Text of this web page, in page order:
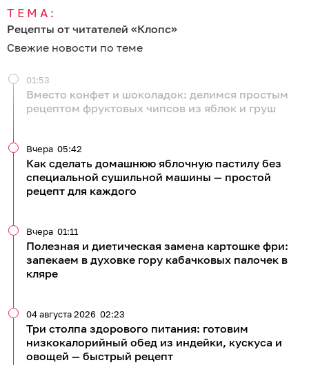
ТЕМА:
Рецепты от читателей «Клопс»
Свежие новости по теме
Вместо конфет и шоколадок: делимся простым
рецептом фруктовых чипсов из яблок и груш
01:53
Как сделать домашнюю яблочную пастилу без
специальной сушильной машины — простой
рецепт для каждого
Вчера 05:42
Полезная и диетическая замена картошке фри:
запекаем в духовке гору кабачковых палочек в
кляре
Вчера 01:11
Три столпа здорового питания: готовим
низкокалорийный обед из индейки, кускуса и
овощей — быстрый рецепт
04 августа 2026 02:23